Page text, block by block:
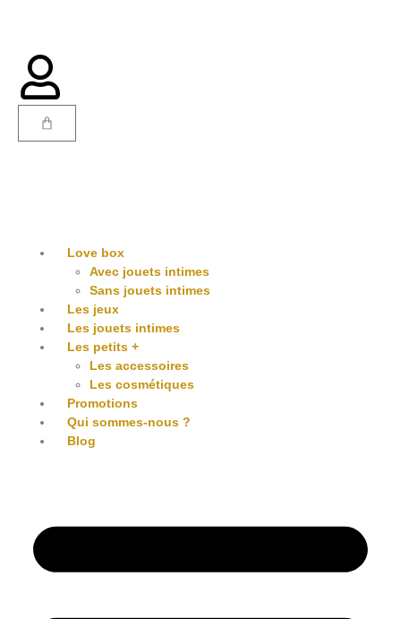
Love box
Avec jouets intimes
Sans jouets intimes
Les jeux
Les jouets intimes
Les petits +
Les accessoires
Les cosmétiques
Promotions
Qui sommes-nous ?
Blog